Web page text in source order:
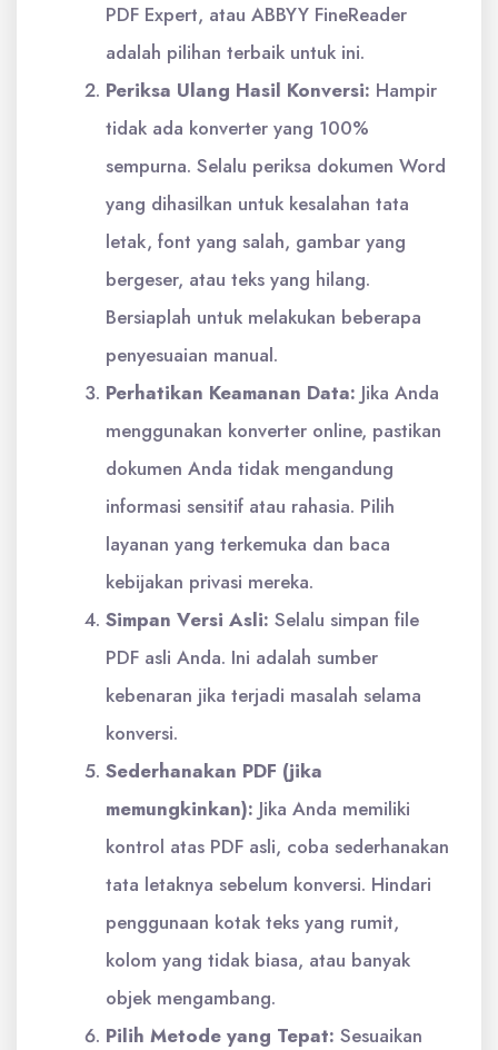
PDF Expert, atau ABBYY FineReader
adalah pilihan terbaik untuk ini.
Periksa Ulang Hasil Konversi: Hampir
tidak ada konverter yang 100%
sempurna. Selalu periksa dokumen Word
yang dihasilkan untuk kesalahan tata
letak, font yang salah, gambar yang
bergeser, atau teks yang hilang.
Bersiaplah untuk melakukan beberapa
penyesuaian manual.
Perhatikan Keamanan Data: Jika Anda
menggunakan konverter online, pastikan
dokumen Anda tidak mengandung
informasi sensitif atau rahasia. Pilih
layanan yang terkemuka dan baca
kebijakan privasi mereka.
Simpan Versi Asli: Selalu simpan file
PDF asli Anda. Ini adalah sumber
kebenaran jika terjadi masalah selama
konversi.
Sederhanakan PDF (jika
memungkinkan): Jika Anda memiliki
kontrol atas PDF asli, coba sederhanakan
tata letaknya sebelum konversi. Hindari
penggunaan kotak teks yang rumit,
kolom yang tidak biasa, atau banyak
objek mengambang.
Pilih Metode yang Tepat: Sesuaikan